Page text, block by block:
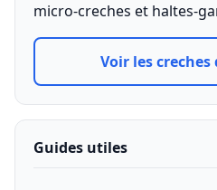
micro-creches et haltes-
Voir les creches
Guides utiles